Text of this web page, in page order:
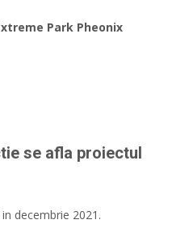
Park Pheonix
se afla proiectul
decembrie 2021.